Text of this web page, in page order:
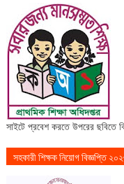
সাইটে প্রবেশ করতে উপরের ছবিতে
সহকারী শিক্ষক নিয়োগ বিজ্ঞপ্তি